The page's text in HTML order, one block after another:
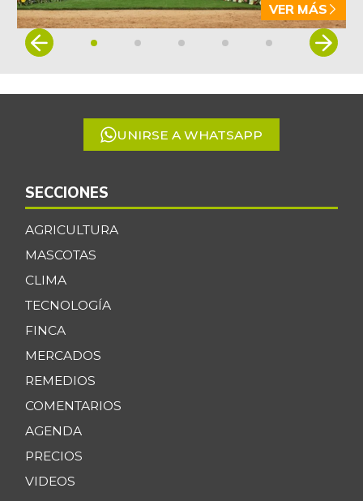
VER MÁS
Item
5
UNIRSE A WHATSAPP
SECCIONES
AGRICULTURA
MASCOTAS
CLIMA
TECNOLOGÍA
FINCA
MERCADOS
REMEDIOS
COMENTARIOS
AGENDA
PRECIOS
VIDEOS